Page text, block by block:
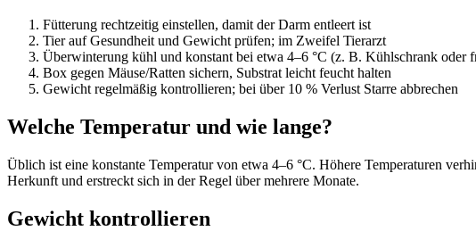
Fütterung rechtzeitig einstellen, damit der Darm entleert ist
Tier auf Gesundheit und Gewicht prüfen; im Zweifel Tierarzt
Überwinterung kühl und konstant bei etwa 4–6 °C (z. B. Kühlschrank oder
Box gegen Mäuse/Ratten sichern, Substrat leicht feucht halten
Gewicht regelmäßig kontrollieren; bei über 10 % Verlust Starre abbrechen
Welche Temperatur und wie lange?
Üblich ist eine konstante Temperatur von etwa 4–6 °C. Höhere Temperaturen
Herkunft und erstreckt sich in der Regel über mehrere Monate.
Gewicht kontrollieren